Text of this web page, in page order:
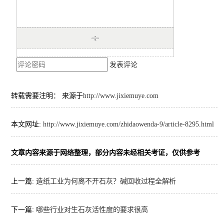
发表评论
转载需要注明： 来源于http://www.jixiemuye.com
本文网址: http://www.jixiemuye.com/zhidaowenda-9/article-8295.html
文章内容来源于网络整理，部分内容未经相关考证，仅供参考
上一篇: 造纸工业为何离不开石灰？碱回收过程全解析
下一篇: 哪些行业对生石灰活性度的要求很高